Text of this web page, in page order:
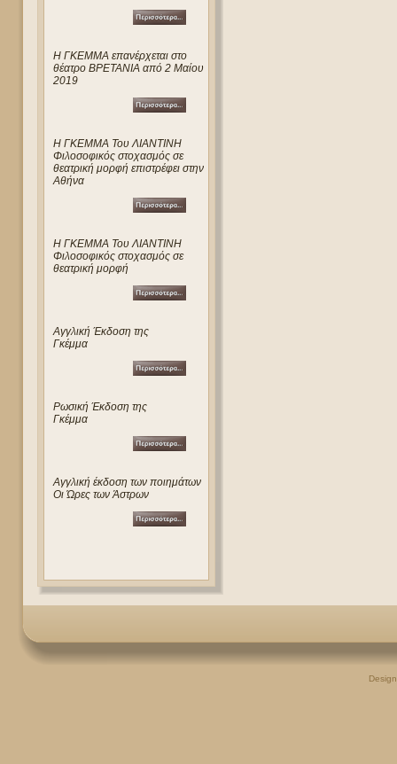
Η ΓΚΕΜΜΑ επανέρχεται στο
θέατρο ΒΡΕΤΑΝΙΑ από 2 Μαίου
2019
Η ΓΚΕΜΜΑ Του ΛΙΑΝΤΙΝΗ
Φιλοσοφικός στοχασμός σε
θεατρική μορφή επιστρέφει στην
Αθήνα
Η ΓΚΕΜΜΑ Του ΛΙΑΝΤΙΝΗ
Φιλοσοφικός στοχασμός σε
θεατρική μορφή
Αγγλική Έκδοση της
Γκέμμα
Ρωσική Έκδοση της
Γκέμμα
Αγγλική έκδοση των ποιημάτων
Οι Ώρες των Άστρων